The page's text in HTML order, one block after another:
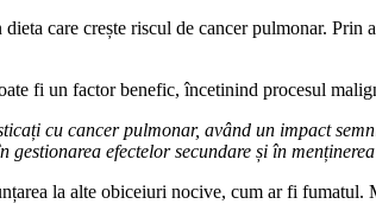
care crește riscul de cancer pulmonar.
fi un factor benefic, încetinind procesul
cu cancer pulmonar, având un impact
efectelor secundare și în
la alte obiceiuri nocive, cum ar fi